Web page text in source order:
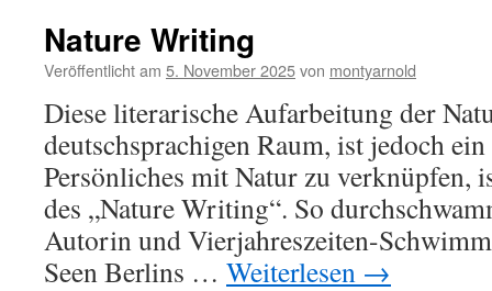
Nature Writing
Veröffentlicht am 5. November 2025von montyarnold
Diese literarische Aufarbeitung der
deutschsprachigen Raum, ist jedoch
Persönliches mit Natur zu verknüpfen,
des „Nature Writing“. So
Autorin und Vierjahreszeiten-
Seen Berlins … Weiterlesen →